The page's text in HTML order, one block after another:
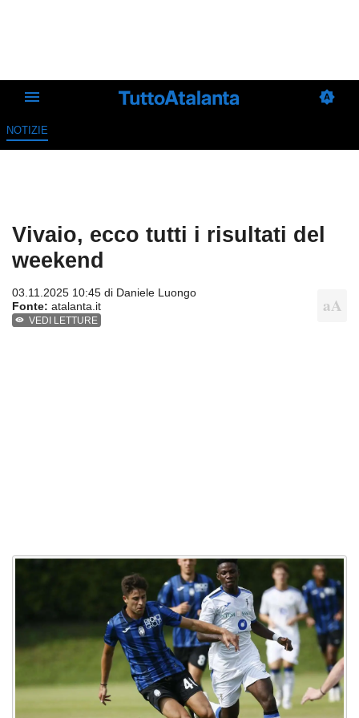
NOTIZIE
Vivaio, ecco tutti i risultati del
weekend
03.11.2025 10:45 di Daniele Luongo
Fonte: atalanta.it
VEDI LETTURE